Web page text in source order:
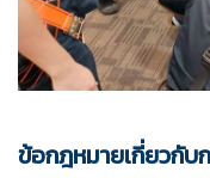
ข้อกฎหมายเกี่ยวกับ